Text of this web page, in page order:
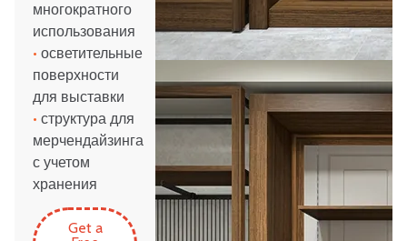
многократного
использования
• осветительные
поверхности
для выставки
• структура для
мерчендайзинга
с учетом
хранения
Get a